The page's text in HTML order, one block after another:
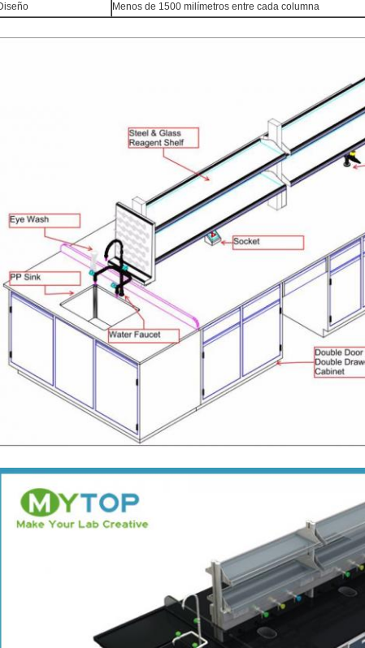
Menos de 1500 milímetros entre cada columna